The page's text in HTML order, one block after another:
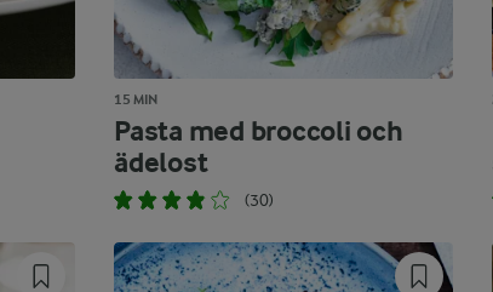
15 MIN
Pasta med broccoli och
ädelost
(30)